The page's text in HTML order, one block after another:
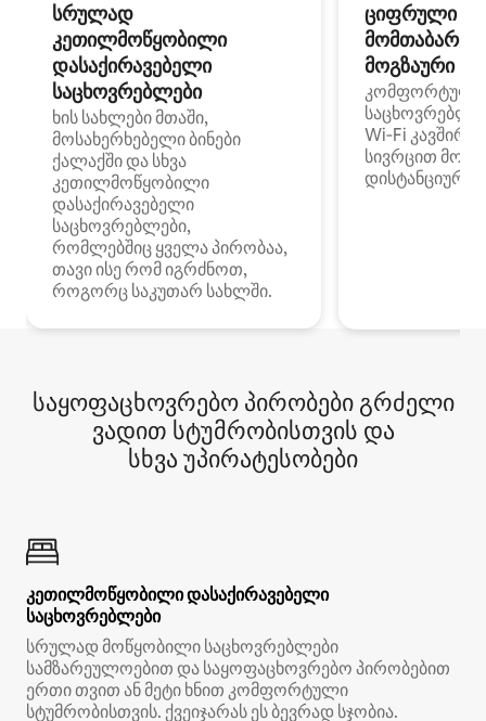
სრულად
კეთილმოწყობილი
დასაქირავებელი
საცხოვრებლები
ხის სახლები მთაში,
მოსახერხებელი ბინები
ქალაქში და სხვა
კეთილმოწყობილი
დასაქირავებელი
საცხოვრებლები,
რომლებშიც ყველა პირობაა,
თავი ისე რომ იგრძნოთ,
როგორც საკუთარ სახლში.
ციფრული
მოგზაური
კომფორტული
Wi‑Fi
სივრცით
დისტანციური
საყოფაცხოვრებო პირობები გრძელი
ვადით სტუმრობისთვის და
სხვა უპირატესობები
კეთილმოწყობილი დასაქირავებელი
საცხოვრებლები
სრულად მოწყობილი საცხოვრებლები
სამზარეულოებით და საყოფაცხოვრებო პირობებით
ერთი თვით ან მეტი ხნით კომფორტული
სტუმრობისთვის. ქვეიჯარას ეს ბევრად სჯობია.